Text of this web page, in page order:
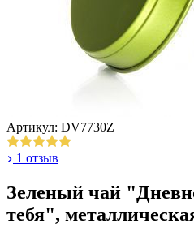
Артикул: DV7730Z
1 отзыв
Зеленый чай
тебя",